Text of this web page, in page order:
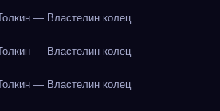
— Властелин колец
— Властелин колец
— Властелин колец